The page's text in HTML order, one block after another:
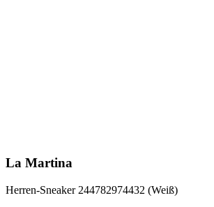
La Martina
Herren-Sneaker 244782974432 (Weiß)